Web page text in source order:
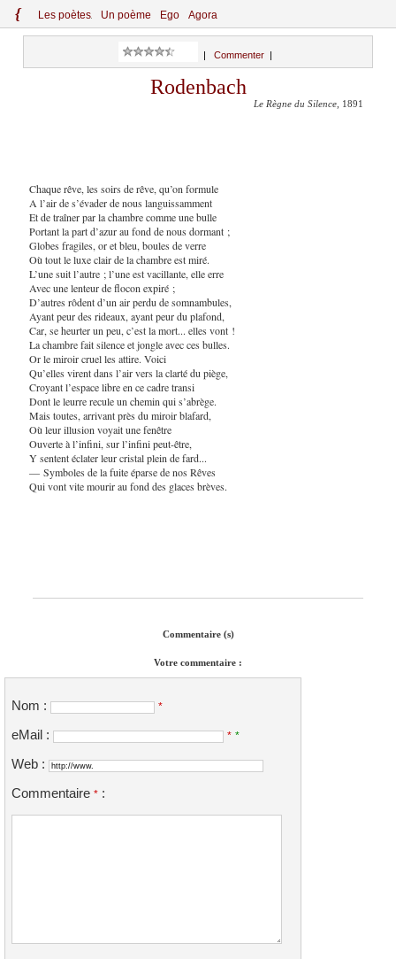
{ Les poètes Un poème Ego Agora
Commenter
Rodenbach
Le Règne du Silence , 1891
Chaque rêve, les soirs de rêve, qu’on formule
A l’air de s’évader de nous languissamment
Et de traîner par la chambre comme une bulle
Portant la part d’azur au fond de nous dormant ;
Globes fragiles, or et bleu, boules de verre
Où tout le luxe clair de la chambre est miré.
L’une suit l’autre ; l’une est vacillante, elle erre
Avec une lenteur de flocon expiré ;
D’autres rôdent d’un air perdu de somnambules,
Ayant peur des rideaux, ayant peur du plafond,
Car, se heurter un peu, c’est la mort... elles vont !
La chambre fait silence et jongle avec ces bulles.
Or le miroir cruel les attire. Voici
Qu’elles virent dans l’air vers la clarté du piège,
Croyant l’espace libre en ce cadre transi
Dont le leurre recule un chemin qui s’abrège.
Mais toutes, arrivant près du miroir blafard,
Où leur illusion voyait une fenêtre
Ouverte à l’infini, sur l’infini peut-être,
Y sentent éclater leur cristal plein de fard...
— Symboles de la fuite éparse de nos Rêves
Qui vont vite mourir au fond des glaces brèves.
Commentaire (s)
Votre commentaire :
Nom : *
eMail : * *
Web :
Commentaire * :